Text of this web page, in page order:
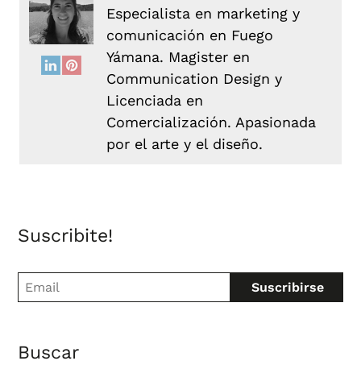
Especialista en marketing y
comunicación en Fuego
Yámana. Magister en
Communication Design y
Licenciada en
Comercialización. Apasionada
por el arte y el diseño.
Suscribite!
Buscar